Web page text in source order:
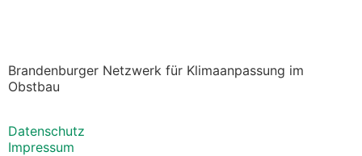
Brandenburger Netzwerk für Klimaanpassung im
Obstbau
Datenschutz
Impressum